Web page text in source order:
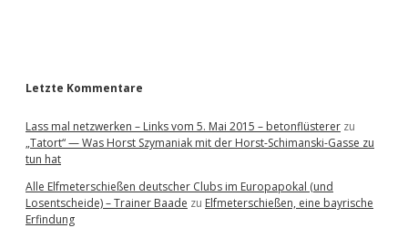
Letzte Kommentare
Lass mal netzwerken – Links vom 5. Mai 2015 – betonflüsterer zu
„Tatort“ — Was Horst Szymaniak mit der Horst-Schimanski-Gasse zu
tun hat
Alle Elfmeterschießen deutscher Clubs im Europapokal (und
Losentscheide) – Trainer Baade zu Elfmeterschießen, eine bayrische
Erfindung